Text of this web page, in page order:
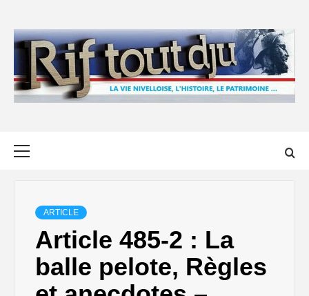
content
ARTICLE
Article 485-2 : La
balle pelote, Règles